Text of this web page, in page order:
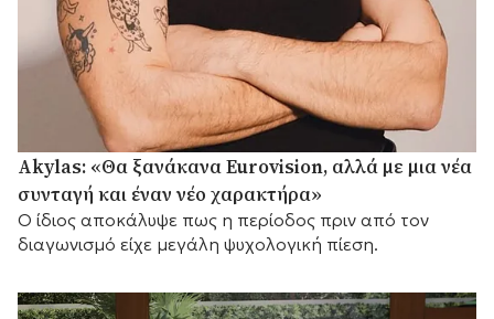
Akylas: «Θα ξανάκανα Eurovision, αλλά με μια νέα
συνταγή και έναν νέο χαρακτήρα»
Ο ίδιος αποκάλυψε πως η περίοδος πριν από τον
διαγωνισμό είχε μεγάλη ψυχολογική πίεση.